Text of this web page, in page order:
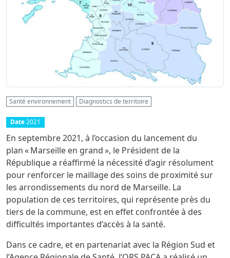
Santé environnement Diagnostics de territoire
Date2021
En septembre 2021, à l’occasion du lancement du
plan « Marseille en grand », le Président de la
République a réaffirmé la nécessité d’agir résolument
pour renforcer le maillage des soins de proximité sur
les arrondissements du nord de Marseille. La
population de ces territoires, qui représente près du
tiers de la commune, est en effet confrontée à des
difficultés importantes d’accès à la santé.
Dans ce cadre, et en partenariat avec la Région Sud et